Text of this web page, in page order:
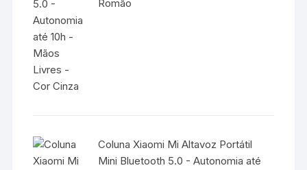
Romão
Coluna Xiaomi Mi Altavoz Portátil
Mini Bluetooth 5.0 - Autonomia até